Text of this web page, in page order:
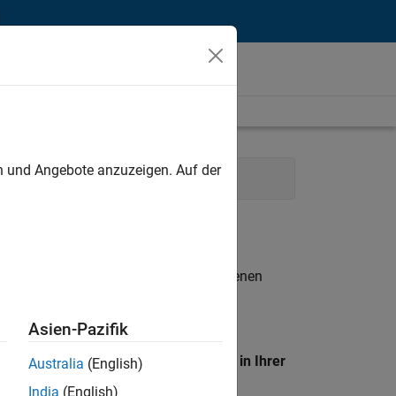
. Wenn Sie noch immer keine offenen
unseres
Standort, um alle Stellenangebote in Ihrer
Angebote anzuzeigen. Auf der
Asien-Pazifik
Australia (English)
India (English)